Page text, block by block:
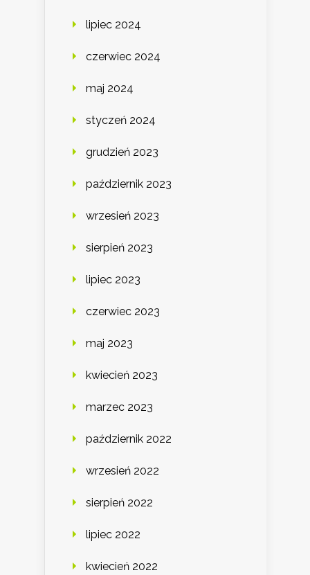
lipiec 2024
czerwiec 2024
maj 2024
styczeń 2024
grudzień 2023
październik 2023
wrzesień 2023
sierpień 2023
lipiec 2023
czerwiec 2023
maj 2023
kwiecień 2023
marzec 2023
październik 2022
wrzesień 2022
sierpień 2022
lipiec 2022
kwiecień 2022